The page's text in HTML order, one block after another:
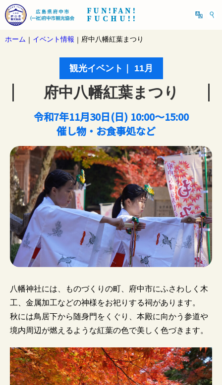
FUN!FAN!
FUCHU!!
ホーム ｜ イベント情報 ｜ 府中八幡紅葉まつり
観光イベント｜ 11月
府中八幡紅葉まつり
令和7年11月30日(日) 10:00～15:00
催し物・お食事処など
八幡神社には、ものづくりの町、府中市にふさわしく木
工、金属加工などの神様をお祀りする祠があります。
秋には鳥居下から随身門をくぐり、本殿に向かう参道や
境内周辺が燃えるような紅葉の色で美しく色づきます。